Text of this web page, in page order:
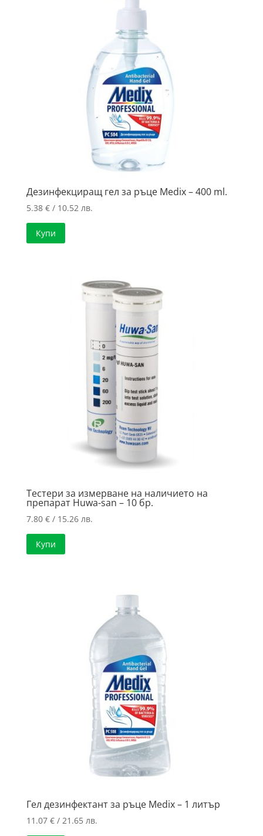
Дезинфекциращ гел за ръце Medix – 400 ml.
5.38 €/ 10.52 лв.
Купи
Тестери за измерване на наличието на
препарат Huwa-san – 10 бр.
7.80 €/ 15.26 лв.
Купи
Гел дезинфектант за ръце Medix – 1 литър
11.07 €/ 21.65 лв.